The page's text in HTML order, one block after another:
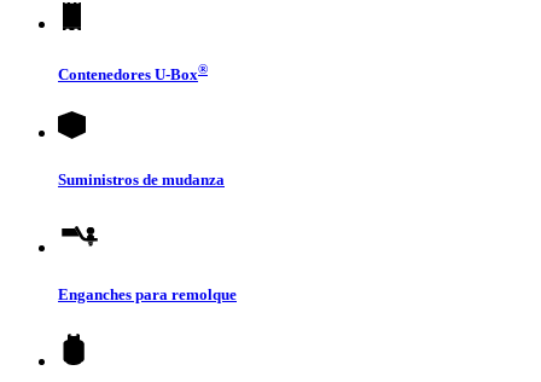
Contenedores U-Box®
Suministros de mudanza
Enganches para remolque